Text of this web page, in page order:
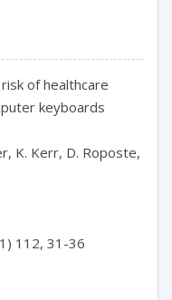
of healthcare
keyboards
K. Kerr, D. Roposte,
112, 31-36